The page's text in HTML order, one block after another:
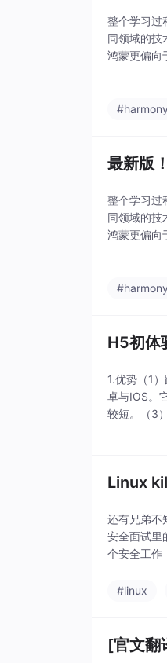
整个学习过
同领域的技
鸿蒙更偏向
最新版
整个学习过
同领域的技
鸿蒙更偏向
H5初体
1.优势（1
卓与IOS。
较短。（3
Linux
还有兄弟不
安全面试里
个安全工作
#linux
[官文